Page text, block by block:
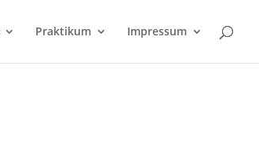
Praktikum Impressum